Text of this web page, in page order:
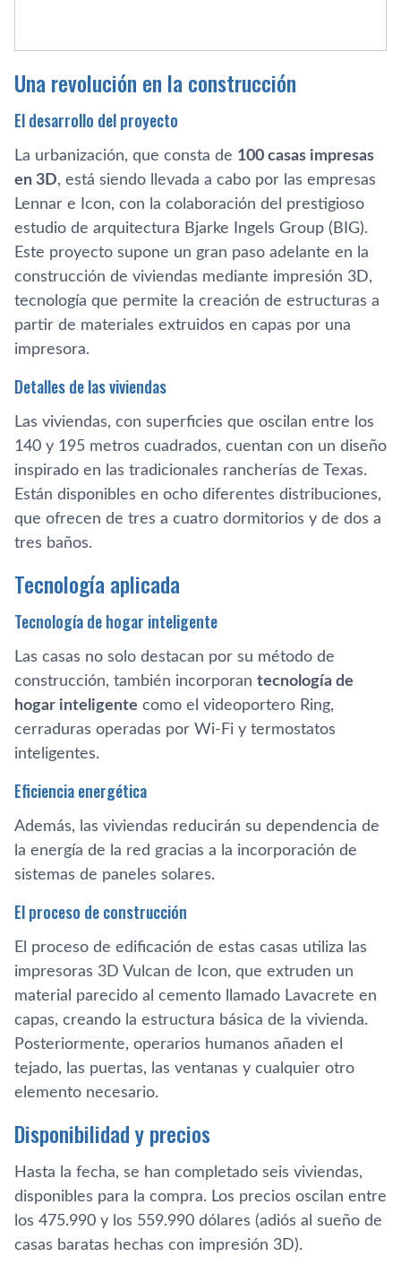
Una revolución en la construcción
El desarrollo del proyecto
La urbanización, que consta de 100 casas impresas
en 3D, está siendo llevada a cabo por las empresas
Lennar e Icon, con la colaboración del prestigioso
estudio de arquitectura Bjarke Ingels Group (BIG).
Este proyecto supone un gran paso adelante en la
construcción de viviendas mediante impresión 3D,
tecnología que permite la creación de estructuras a
partir de materiales extruidos en capas por una
impresora.
Detalles de las viviendas
Las viviendas, con superficies que oscilan entre los
140 y 195 metros cuadrados, cuentan con un diseño
inspirado en las tradicionales rancherías de Texas.
Están disponibles en ocho diferentes distribuciones,
que ofrecen de tres a cuatro dormitorios y de dos a
tres baños.
Tecnología aplicada
Tecnología de hogar inteligente
Las casas no solo destacan por su método de
construcción, también incorporan tecnología de
hogar inteligente como el videoportero Ring,
cerraduras operadas por Wi-Fi y termostatos
inteligentes.
Eficiencia energética
Además, las viviendas reducirán su dependencia de
la energía de la red gracias a la incorporación de
sistemas de paneles solares.
El proceso de construcción
El proceso de edificación de estas casas utiliza las
impresoras 3D Vulcan de Icon, que extruden un
material parecido al cemento llamado Lavacrete en
capas, creando la estructura básica de la vivienda.
Posteriormente, operarios humanos añaden el
tejado, las puertas, las ventanas y cualquier otro
elemento necesario.
Disponibilidad y precios
Hasta la fecha, se han completado seis viviendas,
disponibles para la compra. Los precios oscilan entre
los 475.990 y los 559.990 dólares (adiós al sueño de
casas baratas hechas con impresión 3D).